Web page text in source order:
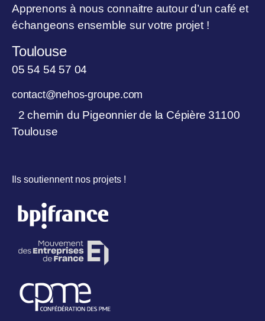
Apprenons à nous connaitre autour d’un café et
échangeons ensemble sur votre projet !
Toulouse
05 54 54 57 04
contact@nehos-groupe.com
2 chemin du Pigeonnier de la Cépière 31100
Toulouse
Ils soutiennent nos projets !